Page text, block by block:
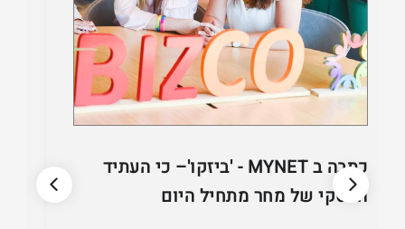
כתבה ב MYNET - 'ביזקו'– כי העתיד
העסקי של מחר מתחיל היום